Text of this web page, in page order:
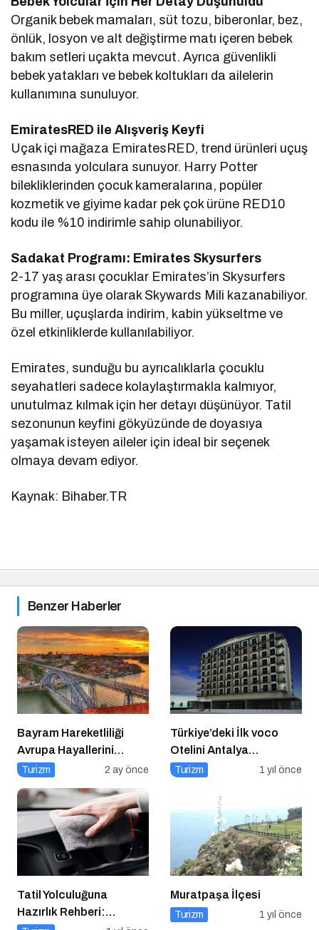
Organik bebek mamaları, süt tozu, biberonlar, bez,
önlük, losyon ve alt değiştirme matı içeren bebek
bakım setleri uçakta mevcut. Ayrıca güvenlikli
bebek yatakları ve bebek koltukları da ailelerin
kullanımına sunuluyor.
EmiratesRED ile Alışveriş Keyfi
Uçak içi mağaza EmiratesRED, trend ürünleri uçuş
esnasında yolculara sunuyor. Harry Potter
bilekliklerinden çocuk kameralarına, popüler
kozmetik ve giyime kadar pek çok ürüne RED10
kodu ile %10 indirimle sahip olunabiliyor.
Sadakat Programı: Emirates Skysurfers
2-17 yaş arası çocuklar Emirates’in Skysurfers
programına üye olarak Skywards Mili kazanabiliyor.
Bu miller, uçuşlarda indirim, kabin yükseltme ve
özel etkinliklerde kullanılabiliyor.
Emirates, sunduğu bu ayrıcalıklarla çocuklu
seyahatleri sadece kolaylaştırmakla kalmıyor,
unutulmaz kılmak için her detayı düşünüyor. Tatil
sezonunun keyfini gökyüzünde de doyasıya
yaşamak isteyen aileler için ideal bir seçenek
olmaya devam ediyor.
Kaynak: Bihaber.TR
Benzer Haberler
Bayram Hareketliliği
Avrupa Hayallerini
Tetikledi
Turizm 2 ay önce
Türkiye’deki İlk voco
Otelini Antalya
Konyaaltı’nda Açıyor
Turizm 1 yıl önce
Tatil Yolculuğuna
Hazırlık Rehberi:
Muratpaşa İlçesi
Turizm 1 yıl önce